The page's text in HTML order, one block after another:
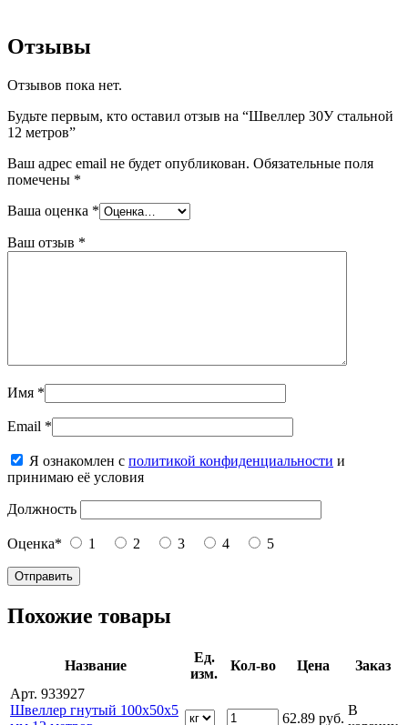
Отзывы
Отзывов пока нет.
Будьте первым, кто оставил отзыв на “Швеллер 30У стальной
12 метров”
Ваш адрес email не будет опубликован. Обязательные поля
помечены *
Ваша оценка *
Ваш отзыв *
Имя *
Email *
Я ознакомлен с политикой конфиденциальности и
принимаю её условия
Должность
Оценка* 1 2 3 4 5
Похожие товары
Название
Ед.
изм.
Кол-во Цена
Заказ
Арт. 933927
Швеллер гнутый 100х50х5
62.89 руб.
В